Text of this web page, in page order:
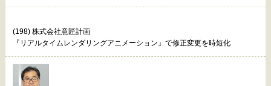
(198) 株式会社意匠計画
『リアルタイムレンダリングアニメーション』で修正変更を時短化